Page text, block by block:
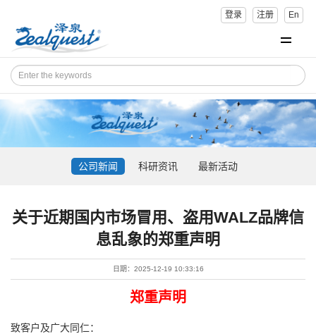
登录 注册 En
公司新闻 科研资讯 最新活动
关于近期国内市场冒用、盗用WALZ品牌信
息乱象的郑重声明
日期：2025-12-19 10:33:16
郑重声明
致客户及广大同仁：